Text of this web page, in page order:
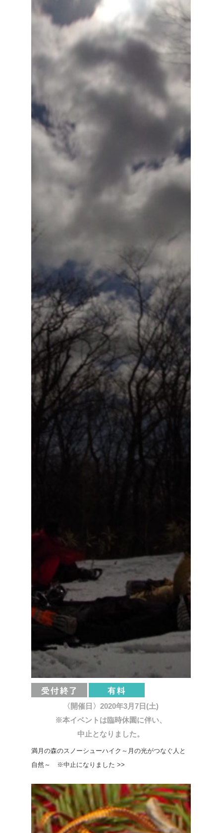
〈開催日〉2020年3月7日(土)
※本イベントは臨時休園に伴い、
中止となりました。
満月の森のスノーシューハイク～月の光がつなぐ人と
自然～ ※中止になりました >>